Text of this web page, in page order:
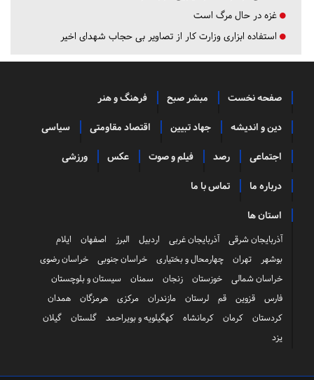
غزه در حال مرگ است
استفاده ابزاری وزارت کار از تصاویر بی حجاب شهدای اخیر
صفحه نخست مبشر صبح فرهنگ و هنر
دین و اندیشه جهاد تبیین اقتصاد مقاومتی سیاسی
اجتماعی رصد فیلم و صوت عکس ورزشی
درباره ما تماس با ما
استان ها
آذربایجان شرقی آذربایجان غربی اردبیل البرز اصفهان
ایلام
بوشهر
تهران چهارمحال و بختیاری خراسان جنوبی
خراسان رضوی
خراسان شمالی
خوزستان زنجان سمنان
سیستان و بلوچستان
فارس
قزوین قم لرستان مازندران مرکزی هرمزگان
همدان
کردستان
کرمان کرمانشاه کهگیلویه و بویراحمد گلستان
گیلان
یزد